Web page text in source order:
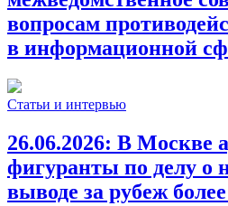
вопросам
в информационной
Статьи и интервью
26.06.2026: В Москве
фигуранты по делу о
выводе за рубеж